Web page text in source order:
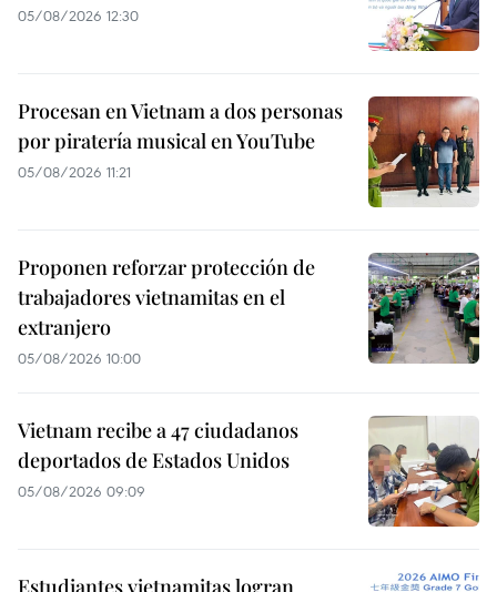
05/08/2026 12:30
Procesan en Vietnam a dos personas
por piratería musical en YouTube
05/08/2026 11:21
Proponen reforzar protección de
trabajadores vietnamitas en el
extranjero
05/08/2026 10:00
Vietnam recibe a 47 ciudadanos
deportados de Estados Unidos
05/08/2026 09:09